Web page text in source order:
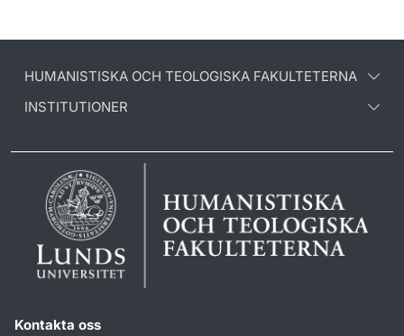
HUMANISTISKA OCH TEOLOGISKA FAKULTETERNA
INSTITUTIONER
Kontakta oss